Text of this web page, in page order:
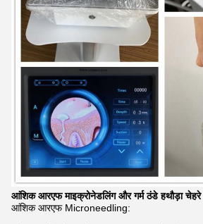
आंशिक आरएफ माइक्रोनेडलिंग और गर्म ठंडे हथौड़ा
आंशिक आरएफ Microneedling: